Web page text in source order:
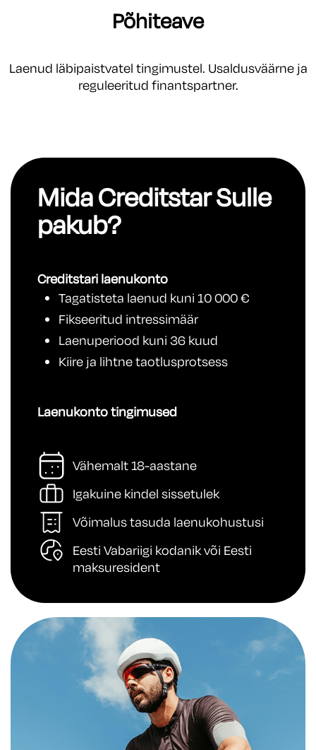
Põhiteave
Laenud läbipaistvatel tingimustel. Usaldusväärne ja
reguleeritud finantspartner.
Mida Creditstar Sulle
pakub?
Creditstari laenukonto
Tagatisteta laenud kuni 10 000 €
Fikseeritud intressimäär
Laenuperiood kuni 36 kuud
Kiire ja lihtne taotlusprotsess
Laenukonto tingimused
Vähemalt 18-aastane
Igakuine kindel sissetulek
Võimalus tasuda laenukohustusi
Eesti Vabariigi kodanik või Eesti
maksuresident